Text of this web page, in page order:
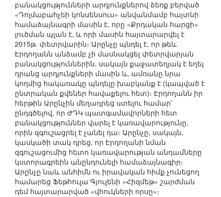
բանակցությունների արդյունքներով ձեռք բերված
«Դոլմաբահչեի կոնսենսուս» անվանմամբ հայտնի
համաձայնագրի մասին է, որը «Քրդական հարցի»
լուծման պլան է, և որի մասին հայտարարվել է
2015թ. փետրվարին։ Արընչը պնդել է, որ թեև
Էրդողանն անձամբ չի մասնակցել փետրվարյան
բանակցություններին, սակայն քաջատեղյակ է եղել
դրանց արդյունքների մասին և, ամռանը նրա
կողմից հակառակը պնդելը խաբկանք է (կապված է
ընտրական քվեներ հավաքելու հետ)։ Էրդողանն իր
հերթին Արընչին մեղադրեց ստելու համար՝
ընդգծելով, որ ԺԴԿ պատգամավորների հետ
բանակցություններ վարել է կառավարությունը,
որին զգուշացրել է չանել դա։ Արընչը, սակայն,
կասկածի տակ դրեց, որ Էրդողանի նման
զգուշացումից հետո կառավարության անդամները
կստորագրեին անընդունելի համաձայնագիր։
Արընչը նաև անհիմն ու իրավական հիմք չունեցող
համարեց Ֆեթհուլա Գյուլենի «Հիզմեթ» շարժման
դեմ հայտարարված «վհուկների որսը»։